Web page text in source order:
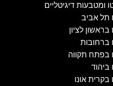
ומטבעות דיגיטליים
תל אביב
בראשון לציון
ברחובות
בפתח תקווה
ביהוד
בקרית אונו